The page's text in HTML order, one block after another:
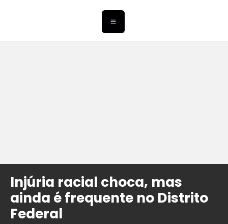
Injúria racial choca, mas
ainda é frequente no Distrito
Federal